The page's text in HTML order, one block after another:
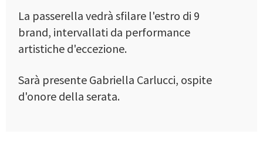
La passerella vedrà sfilare l'estro di 9
brand, intervallati da performance
artistiche d'eccezione.
Sarà presente Gabriella Carlucci, ospite
d'onore della serata.